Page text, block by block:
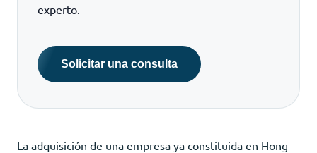
experto.
Solicitar una consulta
La adquisición de una empresa ya constituida en Hong